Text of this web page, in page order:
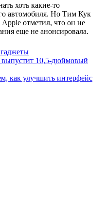
хоть какие-то
автомобиля. Но Тим Кук
отметил, что он не
еще не анонсировала.
выпустит 10,5-дюймовый
как улучшить интерфейс